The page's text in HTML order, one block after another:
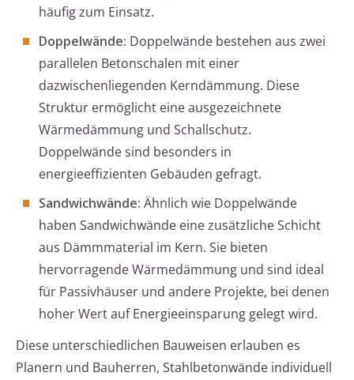
häufig zum Einsatz.
Doppelwände: Doppelwände bestehen aus zwei
parallelen Betonschalen mit einer
dazwischenliegenden Kerndämmung. Diese
Struktur ermöglicht eine ausgezeichnete
Wärmedämmung und Schallschutz.
Doppelwände sind besonders in
energieeffizienten Gebäuden gefragt.
Sandwichwände: Ähnlich wie Doppelwände
haben Sandwichwände eine zusätzliche Schicht
aus Dämmmaterial im Kern. Sie bieten
hervorragende Wärmedämmung und sind ideal
für Passivhäuser und andere Projekte, bei denen
hoher Wert auf Energieeinsparung gelegt wird.
Diese unterschiedlichen Bauweisen erlauben es
Planern und Bauherren, Stahlbetonwände individuell